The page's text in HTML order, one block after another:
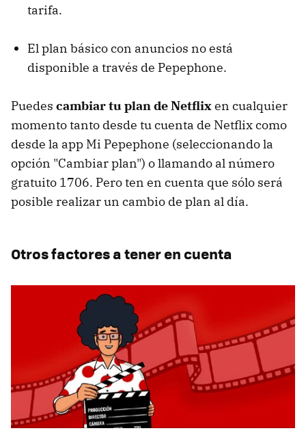
tarifa.
El plan básico con anuncios no está
disponible a través de Pepephone.
Puedes cambiar tu plan de Netflixen cualquier
momento tanto desde tu cuenta de Netflix como
desde la app Mi Pepephone (seleccionando la
opción "Cambiar plan") o llamando al número
gratuito 1706. Pero ten en cuenta que sólo será
posible realizar un cambio de plan al día.
Otros factores a tener en cuenta